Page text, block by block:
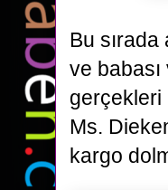
Bu
ve
gerçekleri
Ms.
kargo